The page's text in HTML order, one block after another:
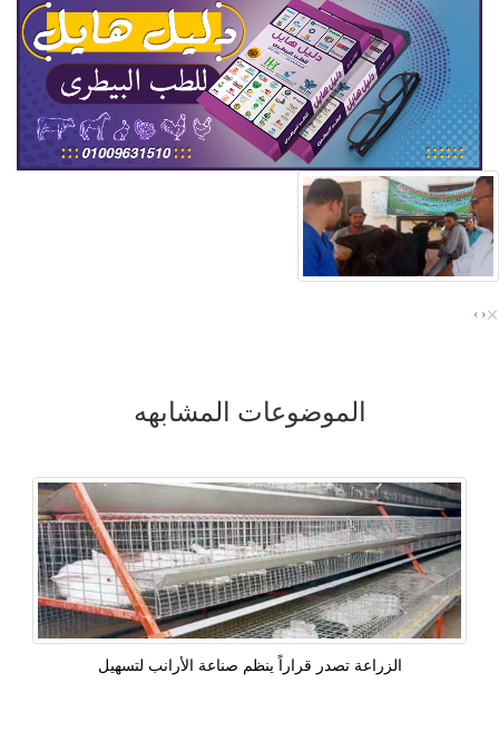
‹
› ×
الموضوعات المشابهه
الزراعة تصدر قراراً ينظم صناعة الأرانب لتسهيل